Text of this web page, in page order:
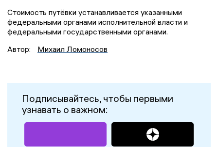
Стоимость путёвки устанавливается указанными
федеральными органами исполнительной власти и
федеральными государственными органами.
Автор:
Михаил Ломоносов
Подписывайтесь, чтобы первыми
узнавать о важном: